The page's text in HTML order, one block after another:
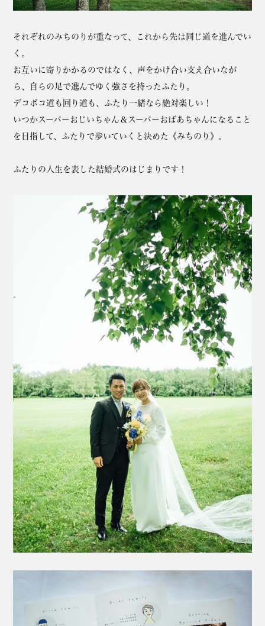
それぞれのみちのりが重なって、これから先は同じ道を進んでい
く。
お互いに寄りかかるのではなく、声をかけ合い支え合いなが
ら、自らの足で進んでゆく強さを持ったふたり。
デコボコ道も回り道も、ふたり一緒なら絶対楽しい！
いつかスーパーおじいちゃん＆スーパーおばあちゃんになること
を目指して、ふたりで歩いていくと決めた《みちのり》。
ふたりの人生を表した結婚式のはじまりです！